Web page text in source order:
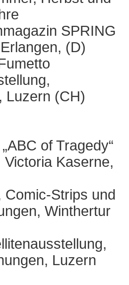
SPRING
(D)
Luzern (CH)
of Tragedy“
Victoria Kaserne,
Comic-Strips und
Winthertur
Luzern